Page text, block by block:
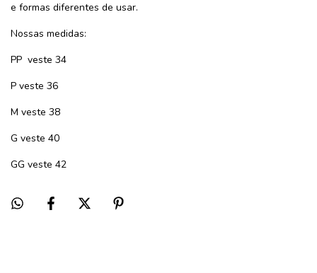
e formas diferentes de usar.
Nossas medidas:
PP veste 34
P veste 36
M veste 38
G veste 40
GG veste 42